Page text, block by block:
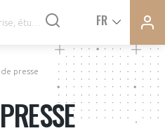
FR
presse